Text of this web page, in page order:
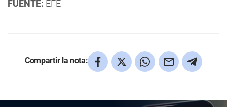
FUENTE: EFE
Compartir la nota: